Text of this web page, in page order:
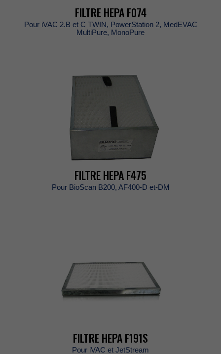
FILTREHEPAF074
PouriVAC2.BetCTWIN,PowerStation2,MedEVAC
MultiPure,MonoPure
FILTREHEPAF475
PourBioScanB200,AF400-Det-DM
FILTREHEPAF191S
PouriVACetJetStream